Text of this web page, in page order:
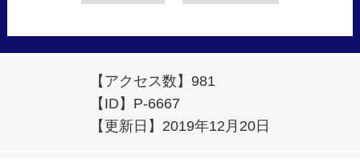
【アクセス数】 981
【ID】 P-6667
【更新日】 2019年12月20日